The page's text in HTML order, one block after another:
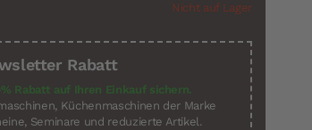
Nicht auf Lager
Rabatt
Rabatt auf Ihren Einkauf sichern.
Küchenmaschinen der Marke
Seminare und reduzierte Artikel.